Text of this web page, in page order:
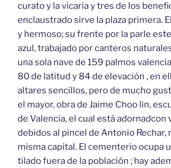
curato y la vicaria y tres de los
enclaustrado sirve la plaza primera.
y hermoso; su frente por la parle
azul, trabajado por canteros
una sola nave de 159 palmos
80 de latitud y 84 de elevación , en
altares sencillos, pero de mucho
el mayor, obra de Jaime Choo lin,
de Valencia, el cual está adornadcon
debidos al pincel de Antonio Rechar,
misma capital. El cementerio ocupa
tilado fuera de la población ; hay